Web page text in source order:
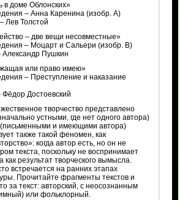
в доме Облонских»
– Анна Каренина (изобр. А)
Лев Толстой
– две вещи несовместные»
– Моцарт и Сальери (изобр. В)
Пушкин
или право имею»
– Преступление и наказание
Достоевский
творчество представлено
устными, где нет одного автора)
и имеющими автора)
также такой феномен, как
когда автор есть, но он не
текста, поскольку не воспринимает
как результат творческого вымысла.
встречается на ранних этапах
Прочитайте фрагменты текстов и
за текст: авторский, с неосознанным
или фольклорный.